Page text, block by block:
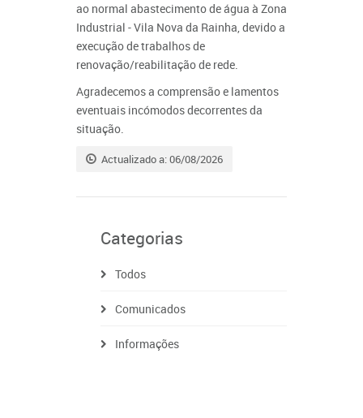
ao normal abastecimento de água à Zona
Industrial - Vila Nova da Rainha, devido a
execução de trabalhos de
renovação/reabilitação de rede.
Agradecemos a comprensão e lamentos
eventuais incómodos decorrentes da
situação.
Actualizado a: 06/08/2026
Categorias
Todos
Comunicados
Informações